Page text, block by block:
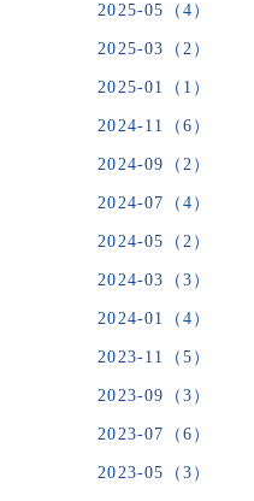
2025-05（4）
2025-03（2）
2025-01（1）
2024-11（6）
2024-09（2）
2024-07（4）
2024-05（2）
2024-03（3）
2024-01（4）
2023-11（5）
2023-09（3）
2023-07（6）
2023-05（3）